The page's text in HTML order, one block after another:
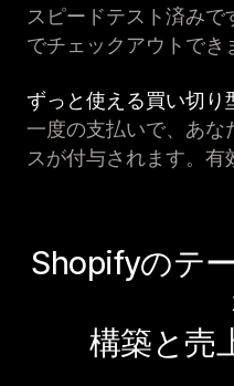
スピードテスト済みで
でチェックアウトでき
ずっと使える買い切り
一度の支払いで、あな
スが付与されます。有
Shopifyのテ
構築と売